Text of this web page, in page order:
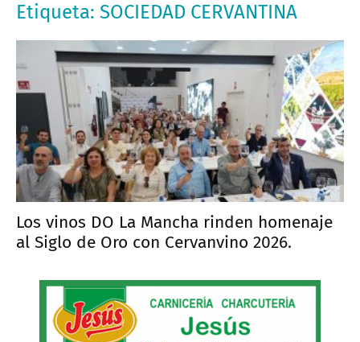
Etiqueta: SOCIEDAD CERVANTINA
Los vinos DO La Mancha rinden homenaje
al Siglo de Oro con Cervanvino 2026.